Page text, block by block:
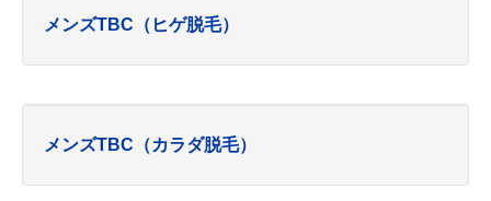
メンズTBC（ヒゲ脱毛）
メンズTBC（カラダ脱毛）